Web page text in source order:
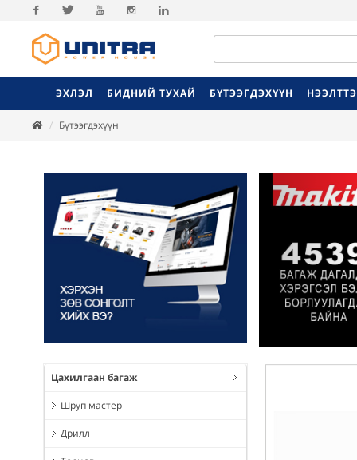
Facebook
ЭХЛЭЛ БИДНИЙ ТУХАЙ БҮТЭЭГДЭХҮҮН
Бүтээгдэхүүн
Цахилгаан багаж
Шруп мастер
Дрилл